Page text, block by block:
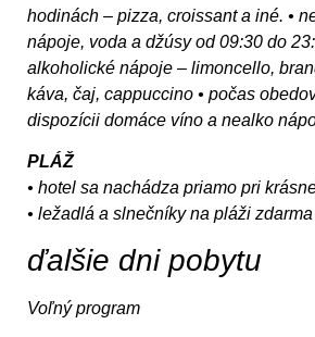
hodinách – pizza, croissant a iné. •
nápoje, voda a džúsy od 09:30 do
alkoholické nápoje – limoncello,
káva, čaj, cappuccino • počas
dispozícii domáce víno a nealko
PLÁŽ
• hotel sa nachádza priamo pri
• ležadlá a slnečníky na pláži
ďalšie dni pobytu
Voľný program